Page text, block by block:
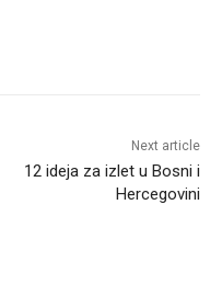
Next article
12 ideja za izlet u Bosni i
Hercegovini